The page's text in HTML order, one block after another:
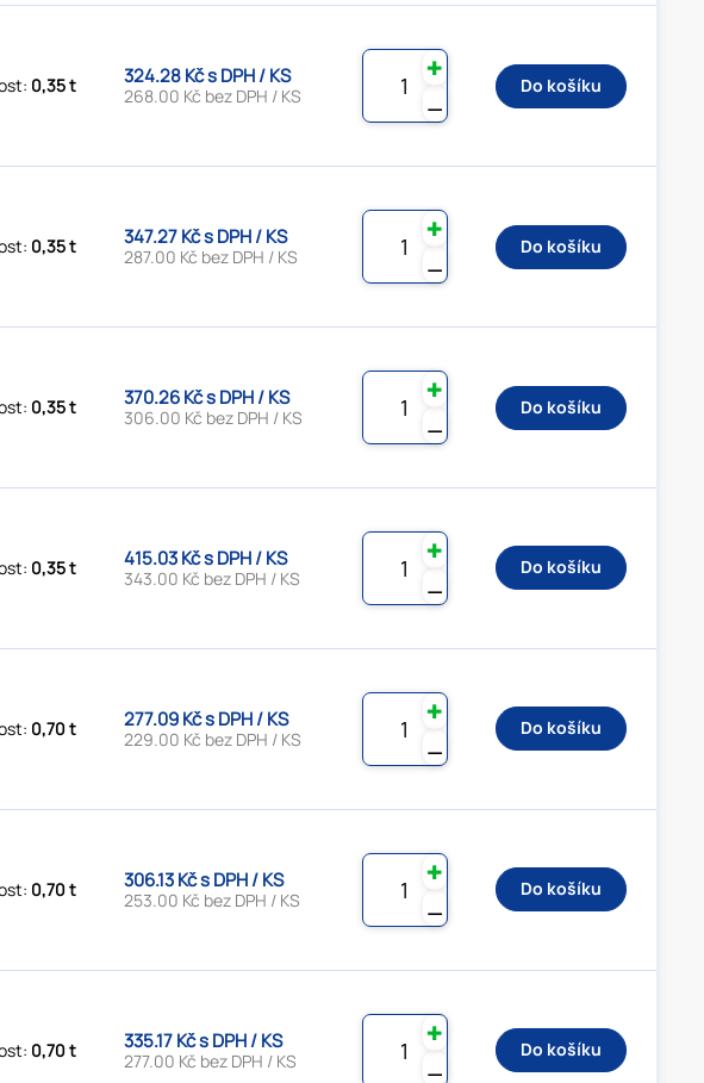
0,35 t 324.28 Kč s DPH / KS
268.00 Kč bez DPH / KS ⚊
✚
Do košíku
0,35 t 347.27 Kč s DPH / KS
287.00 Kč bez DPH / KS ⚊
✚
Do košíku
0,35 t 370.26 Kč s DPH / KS
306.00 Kč bez DPH / KS ⚊
✚
Do košíku
0,35 t 415.03 Kč s DPH / KS
343.00 Kč bez DPH / KS ⚊
✚
Do košíku
0,70 t 277.09 Kč s DPH / KS
229.00 Kč bez DPH / KS ⚊
✚
Do košíku
0,70 t 306.13 Kč s DPH / KS
253.00 Kč bez DPH / KS ⚊
✚
Do košíku
0,70 t 335.17 Kč s DPH / KS
277.00 Kč bez DPH / KS ⚊
✚
Do košíku